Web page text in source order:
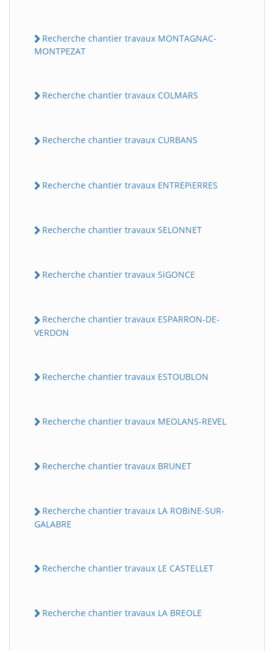
Recherche chantier travaux MONTAGNAC-
MONTPEZAT
Recherche chantier travaux COLMARS
Recherche chantier travaux CURBANS
Recherche chantier travaux ENTREPiERRES
Recherche chantier travaux SELONNET
Recherche chantier travaux SiGONCE
Recherche chantier travaux ESPARRON-DE-
VERDON
Recherche chantier travaux ESTOUBLON
Recherche chantier travaux MEOLANS-REVEL
Recherche chantier travaux BRUNET
Recherche chantier travaux LA ROBiNE-SUR-
GALABRE
Recherche chantier travaux LE CASTELLET
Recherche chantier travaux LA BREOLE